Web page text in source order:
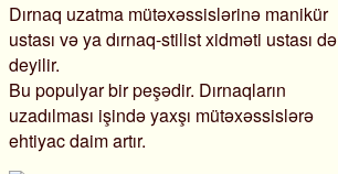
Dırnaq uzatma mütəxəssislərinə manikür
ustası və ya dırnaq-stilist xidməti ustası də
deyilir.
Bu populyar bir peşədir. Dırnaqların
uzadılması işində yaxşı mütəxəssislərə
ehtiyac daim artır.